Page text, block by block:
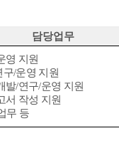
담당업무
영 지원
구/운영 지원
발/연구/운영 지원
서 작성 지원
무 등